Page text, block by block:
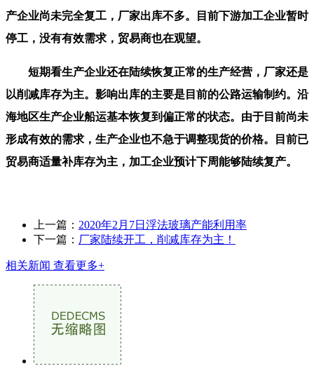
产企业尚未完全复工，厂家出库不多。目前下游加工企业暂时
停工，没有有效需求，贸易商也在观望。
短期看生产企业还在陆续恢复正常的生产经营，厂家还是
以削减库存为主。影响出库的主要是目前的公路运输制约。沿
海地区生产企业船运基本恢复到偏正常的状态。由于目前尚未
形成有效的需求，生产企业也不急于调整现货的价格。目前已
贸易商适量补库存为主，加工企业预计下周能够陆续复产。
上一篇： 2020年2月7日浮法玻璃产能利用率
下一篇： 厂家陆续开工，削减库存为主！
相关新闻 查看更多+